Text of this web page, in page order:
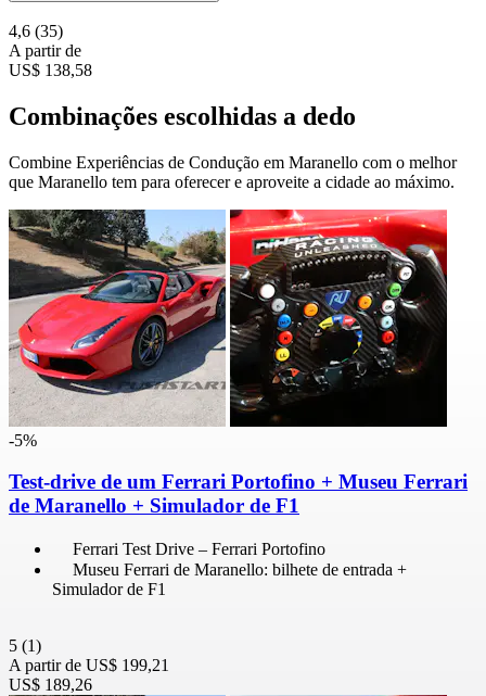
4,6 (35)
A partir de
US$ 138,58
Combinações escolhidas a dedo
Combine Experiências de Condução em Maranello com o melhor
que Maranello tem para oferecer e aproveite a cidade ao máximo.
-5%
Test-drive de um Ferrari Portofino + Museu Ferrari
de Maranello + Simulador de F1
Ferrari Test Drive – Ferrari Portofino
Museu Ferrari de Maranello: bilhete de entrada +
Simulador de F1
5 (1)
A partir de US$ 199,21
US$ 189,26